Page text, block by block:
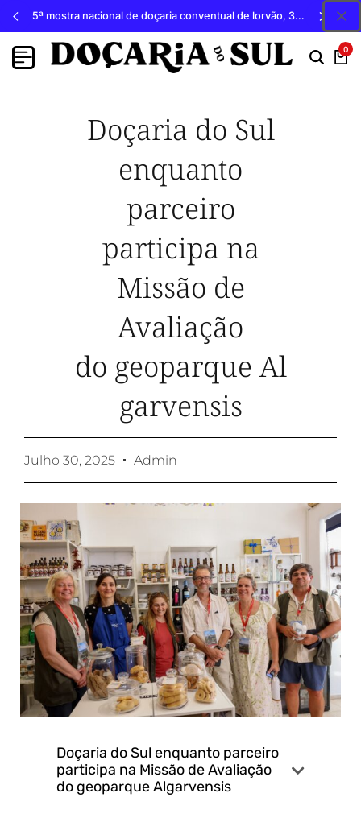
5ª mostra nacional de doçaria conventual de lorvão, 3, 4 e 5 de outubro 2026, penacova
0
Doçaria do Sul
enquanto
parceiro
participa na
Missão de
Avaliação
do geoparque Al
garvensis
Julho 30, 2025 Admin
Doçaria do Sul enquanto parceiro
participa na Missão de Avaliação
do geoparque Algarvensis